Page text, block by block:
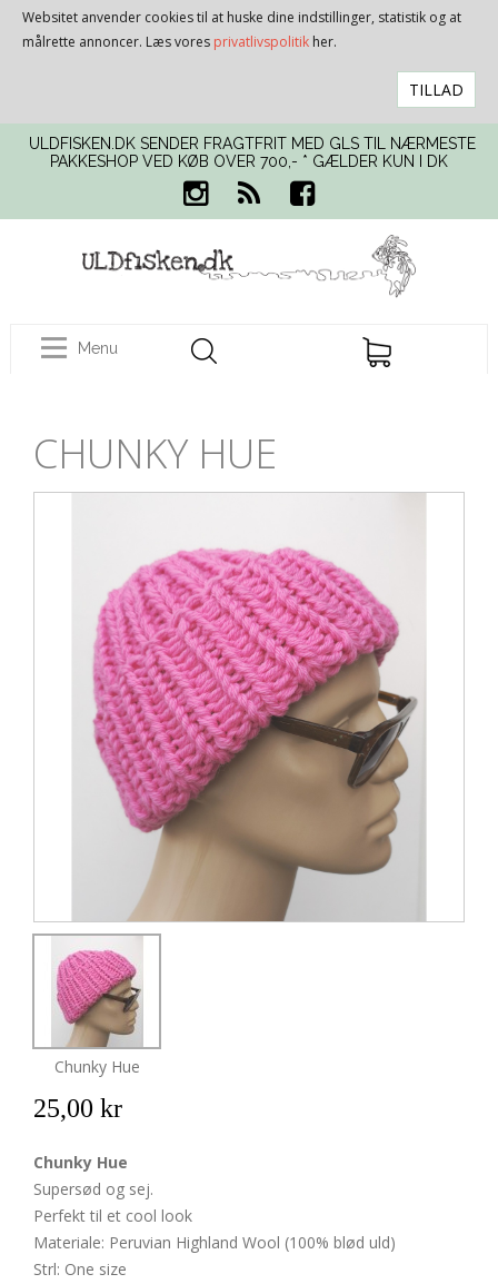
Websitet anvender cookies til at huske dine indstillinger, statistik og at
målrette annoncer. Læs vores privatlivspolitik her.
TILLAD
ULDFISKEN.DK SENDER FRAGTFRIT MED GLS TIL NÆRMESTE
PAKKESHOP VED KØB OVER 700,- * GÆLDER KUN I DK
Menu
CHUNKY HUE
Chunky Hue
25,00 kr
Chunky Hue
Supersød og sej.
Perfekt til et cool look
Materiale: Peruvian Highland Wool (100% blød uld)
Strl: One size